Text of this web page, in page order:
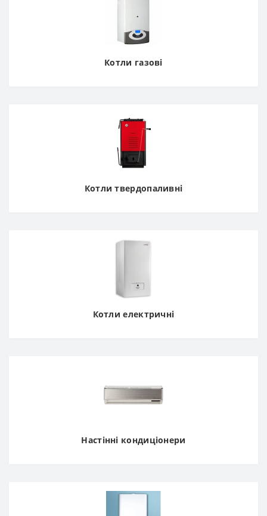
Котли газові
Котли твердопаливні
Котли електричні
Настінні кондиціонери